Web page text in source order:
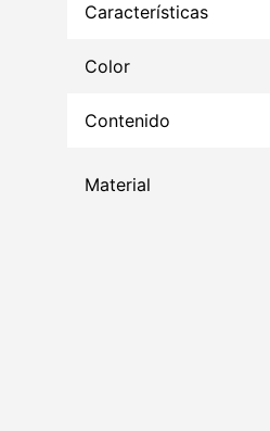
Características
Color
Contenido
Material